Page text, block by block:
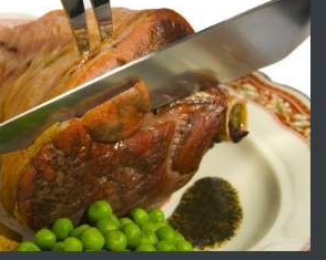
преди 10 месеца
Професионална броячна машина -
със сертификат от ЕЦБ
преди 1 година
Професионална зеленчукорезачка